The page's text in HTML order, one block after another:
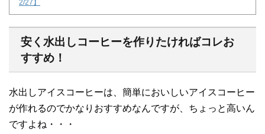
2/27】
安く水出しコーヒーを作りたければコレお
すすめ！
水出しアイスコーヒーは、簡単においしいアイスコーヒー
が作れるのでかなりおすすめなんですが、ちょっと高いん
ですよね・・・